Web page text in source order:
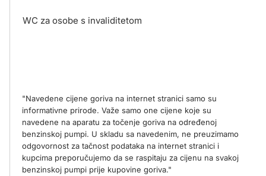
WC za osobe s invaliditetom
"Navedene cijene goriva na internet stranici samo su
informativne prirode. Važe samo one cijene koje su
navedene na aparatu za točenje goriva na određenoj
benzinskoj pumpi. U skladu sa navedenim, ne preuzimamo
odgovornost za tačnost podataka na internet stranici i
kupcima preporučujemo da se raspitaju za cijenu na svakoj
benzinskoj pumpi prije kupovine goriva."